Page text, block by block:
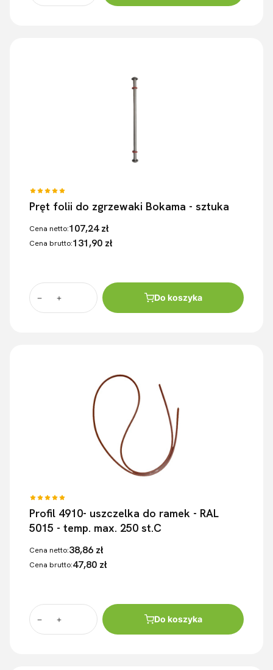
Pręt folii do zgrzewaki Bokama - sztuka
Cena netto:107,24 zł
Cena brutto:131,90 zł
Do koszyka
Profil 4910- uszczelka do ramek - RAL
5015 - temp. max. 250 st.C
Cena netto:38,86 zł
Cena brutto:47,80 zł
Do koszyka